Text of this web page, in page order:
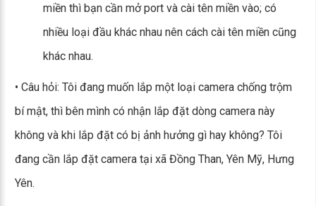
miền thì bạn cần mở port và cài tên miền vào; có
nhiều loại đầu khác nhau nên cách cài tên miền cũng
khác nhau.
• Câu hỏi: Tôi đang muốn lắp một loại camera chống trộm
bí mật, thì bên mình có nhận lắp đặt dòng camera này
không và khi lắp đặt có bị ảnh hưởng gì hay không? Tôi
đang cần lắp đặt camera tại xã Đồng Than, Yên Mỹ, Hưng
Yên.